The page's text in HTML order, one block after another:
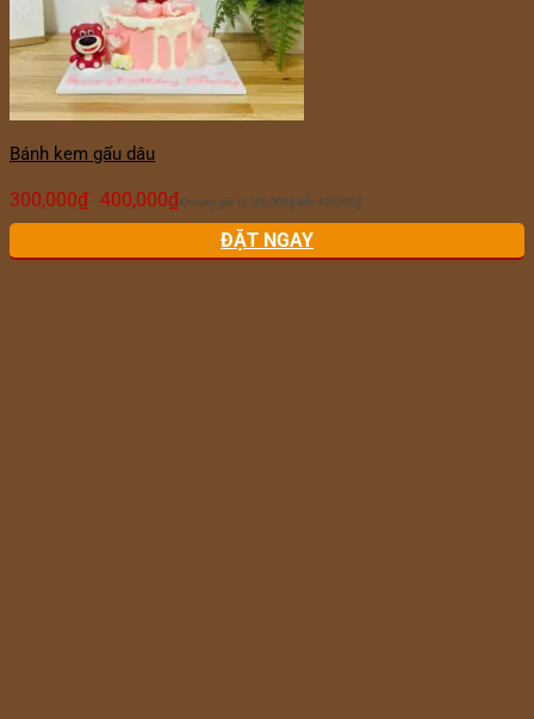
Bánh kem gấu dâu
300,000₫ – 400,000₫ Khoảng giá: từ 300,000₫ đến 400,000₫
ĐẶT NGAY